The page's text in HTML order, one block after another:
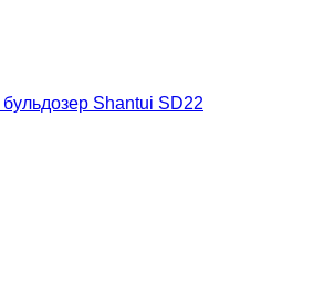
бульдозер Shantui SD22